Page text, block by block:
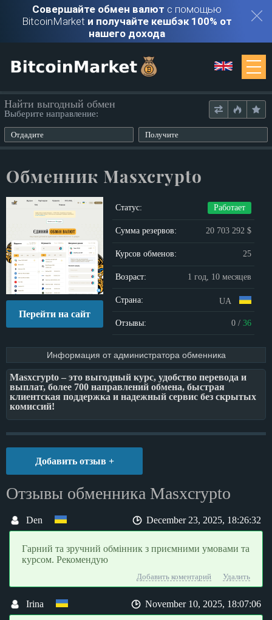
Совершайте обмен валют с помощью
BitcoinMarket и получайте кешбэк 100% от
нашего дохода
Обменники
Найти выгодный обмен
Выберите направление:
Отдадите Получите
Обменник Masxcrypto
Перейти на сайт
Статус: Работает
Сумма резервов: 20 703 292 $
Курсов обменов: 25
Возраст: 1 год, 10 месяцев
Страна: UA
Отзывы: 0/ 36
Информация от администратора обменника
Masxcrypto – это выгодный курс, удобство перевода и
выплат, более 700 направлений обмена, быстрая
клиентская поддержка и надежный сервис без скрытых
комиссий!
Добавить отзыв +
Отзывы обменника Masxcrypto
Den December 23, 2025, 18:26:32
Гарний та зручний обмінник з приємними умовами та
курсом. Рекомендую
Добавить коментарий Удалить
Irina November 10, 2025, 18:07:06